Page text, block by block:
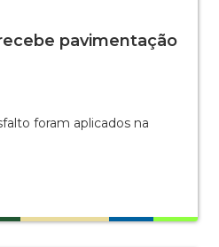
pavimentação
foram aplicados na